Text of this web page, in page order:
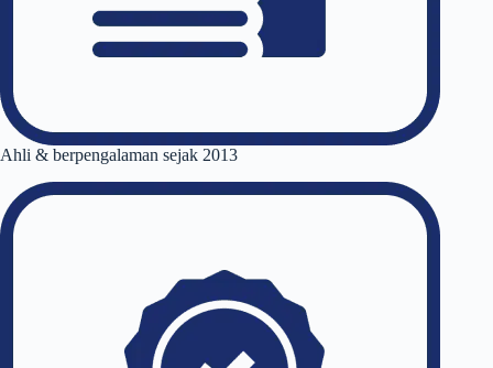
Ahli & berpengalaman sejak 2013